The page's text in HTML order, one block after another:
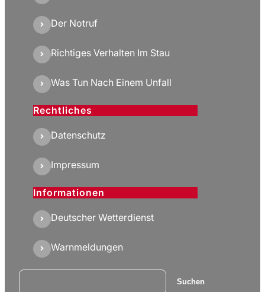
Der Notruf
Richtiges Verhalten Im Stau
Was Tun Nach Einem Unfall
Rechtliches
Datenschutz
Impressum
Informationen
Deutscher Wetterdienst
Warnmeldungen
Suchen Suchen